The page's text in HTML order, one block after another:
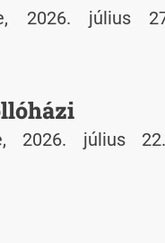
2026. július
2026. július